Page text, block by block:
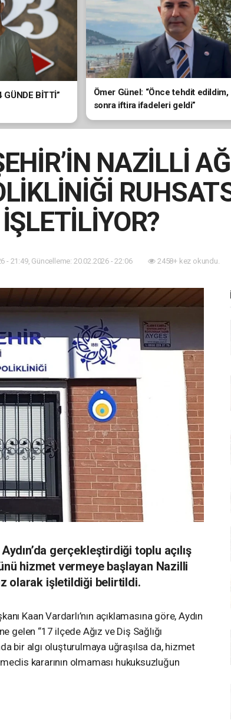
GÜNDE BİTTİ”
Ömer Günel: “Önce tehdit edildim,
sonra iftira ifadeleri geldi”
NAZİLLİ
İŞLETİLİYOR?
- 21:49, Güncelleme: 20.02.2026 - 22:06 2458+ kez okundu.
gerçekleştirdiği toplu açılış
hizmet vermeye başlayan Nazilli
olarak işletildiği belirtildi.
Kaan Vardarlı’nın açıklamasına göre, Aydın
gelen “17 ilçede Ağız ve Diş Sağlığı
bir algı oluşturulmaya uğraşılsa da, hizmet
kararının olmaması hukuksuzluğun